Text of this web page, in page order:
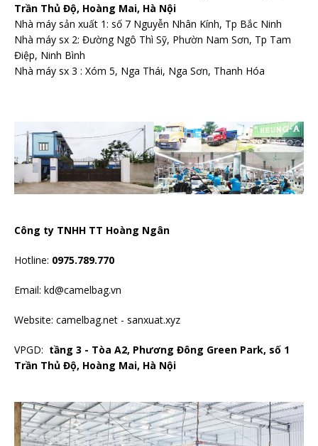
Trần Thủ Độ, Hoàng Mai, Hà Nội
Nhà máy sản xuất 1: số 7 Nguyễn Nhân Kính, Tp Bắc Ninh
Nhà máy sx 2: Đường Ngô Thì Sỹ, Phườn Nam Sơn, Tp Tam
Điệp, Ninh Bình
Nhà máy sx 3 : Xóm 5, Nga Thái, Nga Sơn, Thanh Hóa
Công ty TNHH TT Hoàng Ngân
Hotline: 0975.789.770
Email: kd@camelbag.vn
Website: camelbag.net - sanxuat.xyz
VPGD: tầng 3 - Tòa A2, Phương Đông Green Park, số 1
Trần Thủ Độ, Hoàng Mai, Hà Nội